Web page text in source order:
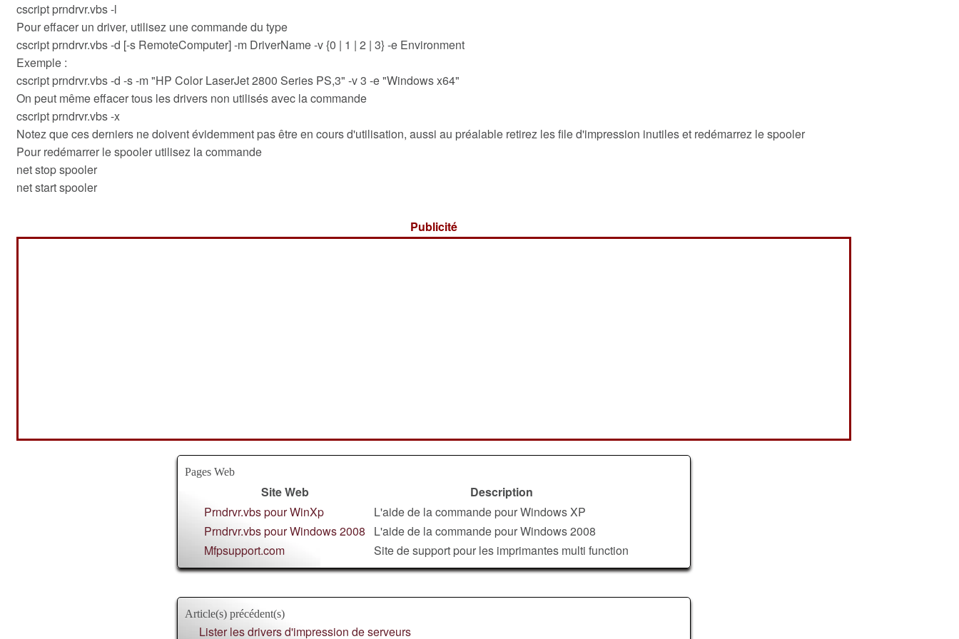
cscript prndrvr.vbs -l
Pour effacer un driver, utilisez une commande du type
cscript prndrvr.vbs -d [-s RemoteComputer] -m DriverName -v {0 | 1 | 2 | 3} -e Environment
Exemple :
cscript prndrvr.vbs -d -s -m "HP Color LaserJet 2800 Series PS,3" -v 3 -e "Windows x64"
On peut même effacer tous les drivers non utilisés avec la commande
cscript prndrvr.vbs -x
Notez que ces derniers ne doivent évidemment pas être en cours d'utilisation, aussi au préalable retirez les file d'impression inutiles et redémarrez le spooler
Pour redémarrer le spooler utilisez la commande
net stop spooler
net start spooler
Publicité
Pages Web
Site Web
Description
Prndrvr.vbs pour WinXp
L'aide de la commande pour Windows XP
Prndrvr.vbs pour Windows 2008
L'aide de la commande pour Windows 2008
Mfpsupport.com
Site de support pour les imprimantes multi function
Article(s) précédent(s)
Lister les drivers d'impression de serveurs